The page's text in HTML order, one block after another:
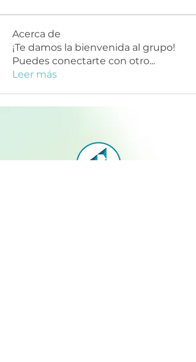
Acerca de
¡Te damos la bienvenida al grupo!
Puedes conectarte con otro...
Leer más